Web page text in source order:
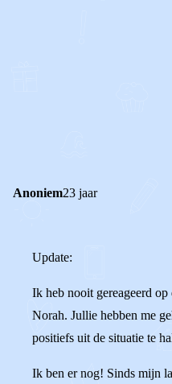
Anoniem23 jaar
Update:
Ik heb nooit gereageerd
Norah. Jullie hebben me
positiefs uit de situatie te
Ik ben er nog! Sinds mijn